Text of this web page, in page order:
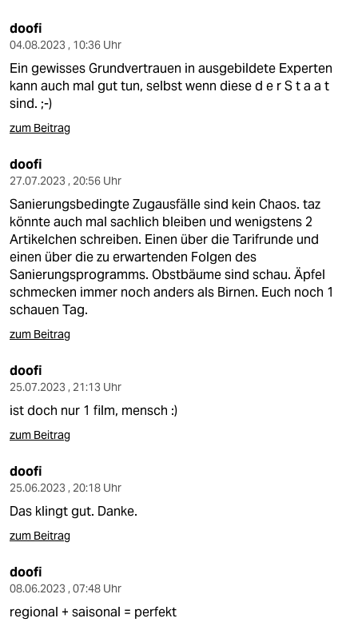
doofi
04.08.2023 , 10:36 Uhr
Ein gewisses Grundvertrauen in ausgebildete Experten
kann auch mal gut tun, selbst wenn diese d e r S t a a t
sind. ;-)
zum Beitrag
doofi
27.07.2023 , 20:56 Uhr
Sanierungsbedingte Zugausfälle sind kein Chaos. taz
könnte auch mal sachlich bleiben und wenigstens 2
Artikelchen schreiben. Einen über die Tarifrunde und
einen über die zu erwartenden Folgen des
Sanierungsprogramms. Obstbäume sind schau. Äpfel
schmecken immer noch anders als Birnen. Euch noch 1
schauen Tag.
zum Beitrag
doofi
25.07.2023 , 21:13 Uhr
ist doch nur 1 film, mensch :)
zum Beitrag
doofi
25.06.2023 , 20:18 Uhr
Das klingt gut. Danke.
zum Beitrag
doofi
08.06.2023 , 07:48 Uhr
regional + saisonal = perfekt